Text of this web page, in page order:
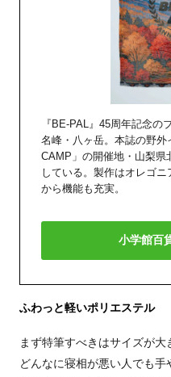
『BE-PAL』45周年記念の
名峰・八ヶ岳。本誌の野
CAMP」の開催地・山梨県
している。製作はオレゴ
から機能も充実。
小学館百
ふわっと軽いポリエステル
まず特筆すべきはサイズが大
どんなに寝相が悪い人でも